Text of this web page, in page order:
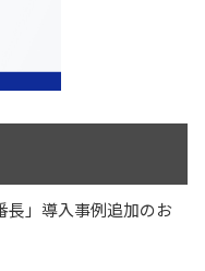
長」導入事例追加のお